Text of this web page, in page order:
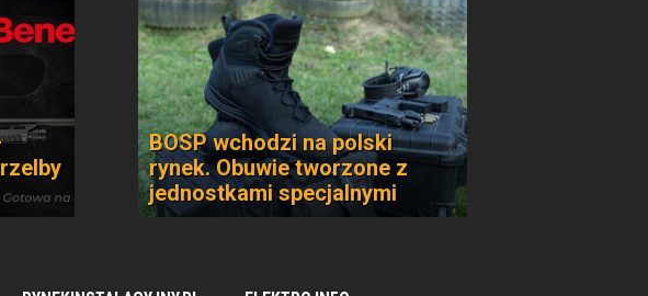
BOSP wchodzi na polski
rynek. Obuwie tworzone z
jednostkami specjalnymi